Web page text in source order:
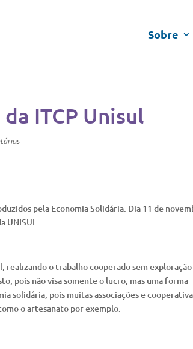
Sobre
ITCP Unisul
pela Economia Solidária. Dia 11 de
UNISUL.
realizando o trabalho cooperado sem
pois não visa somente o lucro, mas uma forma
solidária, pois muitas associações e
o artesanato por exemplo.